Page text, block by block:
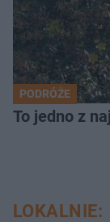
PODRÓŻE
To jedno z
LOKALNIE: